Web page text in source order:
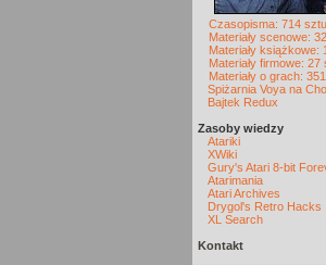
Czasopisma: 714
Materiały scenowe:
Materiały książkowe:
Materiały firmowe: 27
Materiały o grach:
Spiżarnia Voya na
Bajtek Redux
Zasoby wiedzy
Atariki
XWiki
Gury's Atari 8-bit
Atarimania
Atari Archives
Drygol's Retro Hacks
XL Search
Kontakt